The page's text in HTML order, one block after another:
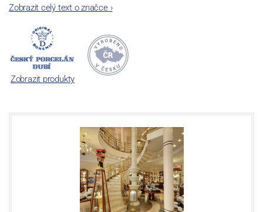
rámečku.
Dnes, kdy čtete tento úvod, nese firma název
počet jeho dílů v cibulovém provedení je 850 tvarů. Tyto výrobky
jsou garantovány Asociací sklářského a keramického průmyslu
České republiky jako „
Český výrobek
Zobrazit celý text o značce›
Zobrazit produkty